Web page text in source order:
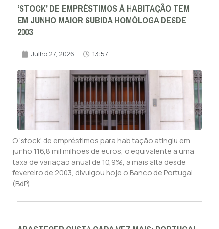
‘STOCK’ DE EMPRÉSTIMOS À HABITAÇÃO TEM
EM JUNHO MAIOR SUBIDA HOMÓLOGA DESDE
2003
Julho 27, 2026 13:57
O ‘stock’ de empréstimos para habitação atingiu em
junho 116,8 mil milhões de euros, o equivalente a uma
taxa de variação anual de 10,9%, a mais alta desde
fevereiro de 2003, divulgou hoje o Banco de Portugal
(BdP).